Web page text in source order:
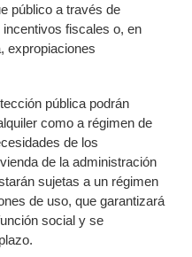
público a través de
fiscales o, en
expropiaciones
pública podrán
como a régimen de
de los
de la administración
sujetas a un régimen
de uso, que garantizará
social y se